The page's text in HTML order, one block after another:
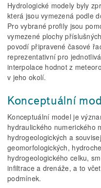
Hydrologické modely byly
která jsou vymezená podle
Pro vybrané profily jsou
vymezené plochy
povodí připravené časové
reprezentativní pro
interpolace hodnot z
v jeho okolí.
Konceptuální
Konceptuální model je
hydraulického numerického
hydrogeologických a
geomorfologických,
hydrogeologického celku,
infiltrace a drenáže, a to
podmínek.